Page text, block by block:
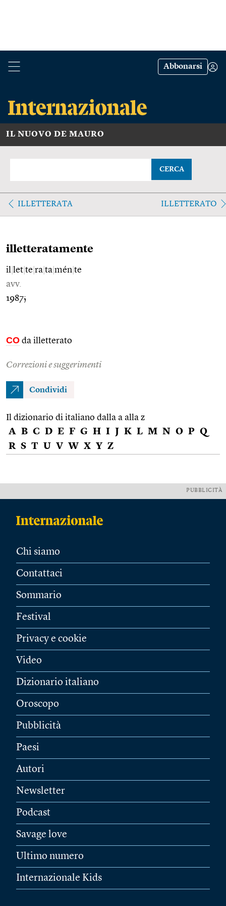
Abbonarsi
IL NUOVO DE MAURO
CERCA
ILLETTERATA ILLETTERATO
illetteratamente
il let te ra ta mén te
avv.
1987;
CO da illetterato
Correzioni e suggerimenti
Condividi
Il dizionario di italiano dalla a alla z
A B C D E F G H I J K L M N O P Q
R S T U V W X Y Z
PUBBLICITÀ
Chi siamo
Contattaci
Sommario
Festival
Privacy e cookie
Video
Dizionario italiano
Oroscopo
Pubblicità
Paesi
Autori
Newsletter
Podcast
Savage love
Ultimo numero
Internazionale Kids